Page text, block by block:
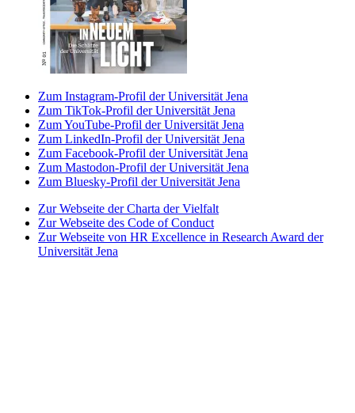
Zum Instagram-Profil der Universität Jena
Zum TikTok-Profil der Universität Jena
Zum YouTube-Profil der Universität Jena
Zum LinkedIn-Profil der Universität Jena
Zum Facebook-Profil der Universität Jena
Zum Mastodon-Profil der Universität Jena
Zum Bluesky-Profil der Universität Jena
Zur Webseite der Charta der Vielfalt
Zur Webseite des Code of Conduct
Zur Webseite von HR Excellence in Research Award der
Universität Jena